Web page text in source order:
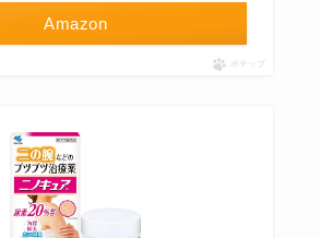
Amazon
ポチップ